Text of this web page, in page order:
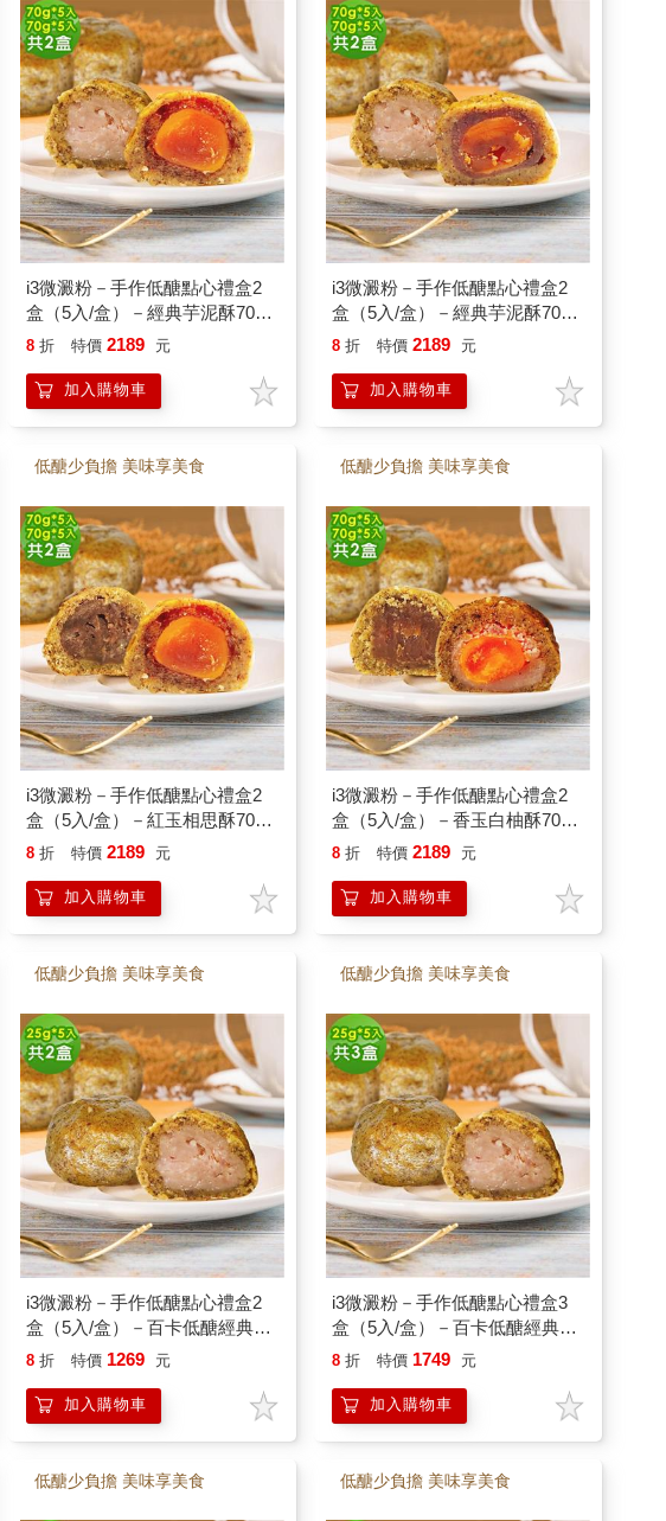
i3微澱粉－手作低醣點心禮盒2
盒（5入/盒）－經典芋泥酥70g
＋黃金鳳梨蛋黃酥70g－蛋奶素
8 折 特價 2189 元
加入購物車
i3微澱粉－手作低醣點心禮盒2
盒（5入/盒）－經典芋泥酥70g
＋紅玉相思蛋黃酥70g－蛋奶素
8 折 特價 2189 元
加入購物車
低醣少負擔 美味享美食
i3微澱粉－手作低醣點心禮盒2
盒（5入/盒）－紅玉相思酥70g
＋黃金鳳梨泥蛋黃酥70g－蛋奶
8 折 特價 2189 元
加入購物車
低醣少負擔 美味享美食
i3微澱粉－手作低醣點心禮盒2
盒（5入/盒）－香玉白柚酥70g
＋經典芋泥蛋黃酥70g－蛋奶素
8 折 特價 2189 元
加入購物車
低醣少負擔 美味享美食
i3微澱粉－手作低醣點心禮盒2
盒（5入/盒）－百卡低醣經典芋
泥酥25g－蛋奶素
8 折 特價 1269 元
加入購物車
低醣少負擔 美味享美食
i3微澱粉－手作低醣點心禮盒3
盒（5入/盒）－百卡低醣經典芋
泥酥25g－蛋奶素
8 折 特價 1749 元
加入購物車
低醣少負擔 美味享美食 低醣少負擔 美味享美食